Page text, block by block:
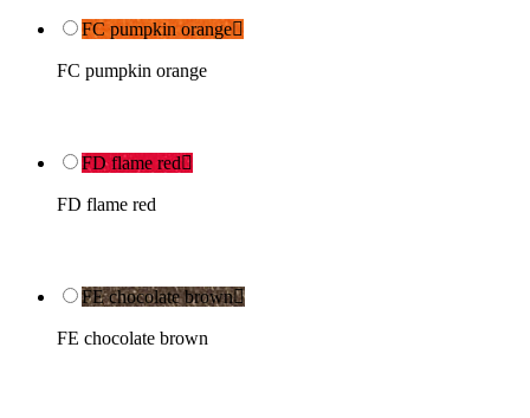
FC pumpkin orange
FC pumpkin orange
FD flame red
FD flame red
FE chocolate brown
FE chocolate brown